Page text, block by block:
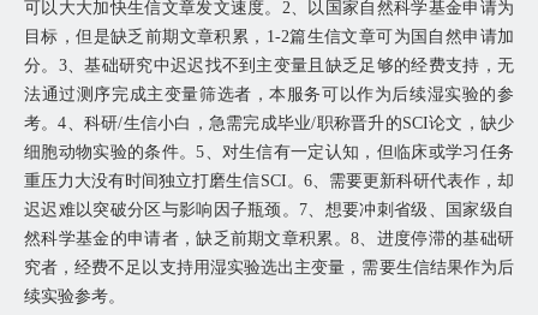
可以大大加快生信文章发文速度。2、以国家自然科学基金申请为
目标，但是缺乏前期文章积累，1-2篇生信文章可为国自然申请加
分。3、基础研究中迟迟找不到主变量且缺乏足够的经费支持，无
法通过测序完成主变量筛选者，本服务可以作为后续湿实验的参
考。4、科研/生信小白，急需完成毕业/职称晋升的SCI论文，缺少
细胞动物实验的条件。5、对生信有一定认知，但临床或学习任务
重压力大没有时间独立打磨生信SCI。6、需要更新科研代表作，却
迟迟难以突破分区与影响因子瓶颈。7、想要冲刺省级、国家级自
然科学基金的申请者，缺乏前期文章积累。8、进度停滞的基础研
究者，经费不足以支持用湿实验选出主变量，需要生信结果作为后
续实验参考。